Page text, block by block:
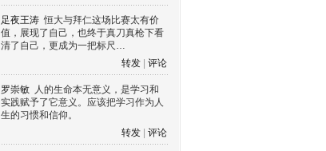
Android symbian
足夜王涛 恒大与拜仁这场比赛太有价
值，展现了自己，也终于真刀真枪下看
清了自己，更成为一把标尺…
转发
评论
罗崇敏 人的生命本无意义，是学习和
实践赋予了它意义。应该把学习作为人
生的习惯和信仰。
转发
评论